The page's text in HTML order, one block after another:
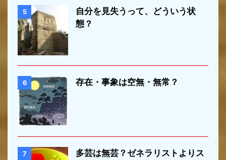
5
自分を見失うって、どういう状
態？
6 存在・事象は空無・無常？
7
多芸は無芸？ゼネラリストよりス